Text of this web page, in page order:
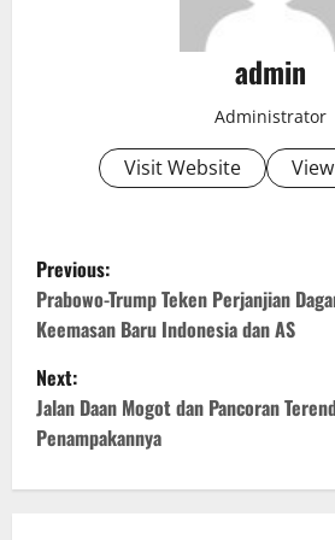
admin
Administrator
Visit Website
P
o
s
t
n
Previous:
Prabowo-Trump Teken Perjanjian
Keemasan Baru Indonesia dan AS
Next:
Jalan Daan Mogot dan Pancoran
Penampakannya